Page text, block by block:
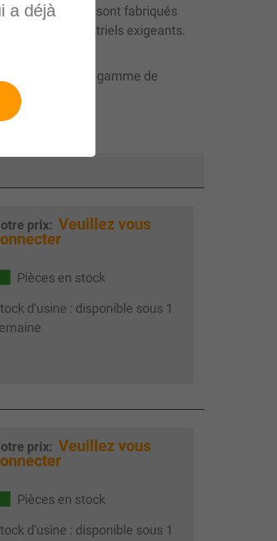
pour cylindres sont fabriqués
industriels exigeants.
à notre large gamme de
prix: Veuillez vous
Pièces en stock
d'usine : disponible sous 1
prix: Veuillez vous
Pièces en stock
d'usine : disponible sous 1
a déjà